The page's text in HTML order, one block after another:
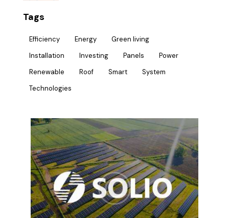
Tags
Efficiency Energy
Green living
Installation
Investing Panels
Power
Renewable
Roof Smart
System
Technologies